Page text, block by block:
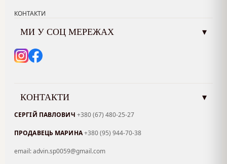
КОНТАКТИ
МИ У СОЦ МЕРЕЖАХ ▾
КОНТАКТИ ▾
СЕРГІЙ ПАВЛОВИЧ +380 (67) 480-25-27
ПРОДАВЕЦЬ МАРИНА+380 (95) 944-70-38
email: advin.sp0059@gmail.com